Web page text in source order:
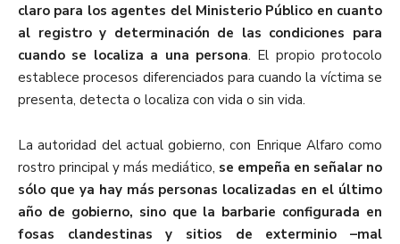
claro para los agentes del Ministerio Público en cuanto
al registro y determinación de las condiciones para
cuando se localiza a una persona. El propio protocolo
establece procesos diferenciados para cuando la víctima se
presenta, detecta o localiza con vida o sin vida.
La autoridad del actual gobierno, con Enrique Alfaro como
rostro principal y más mediático, se empeña en señalar no
sólo que ya hay más personas localizadas en el último
año de gobierno, sino que la barbarie configurada en
fosas clandestinas y sitios de exterminio –mal